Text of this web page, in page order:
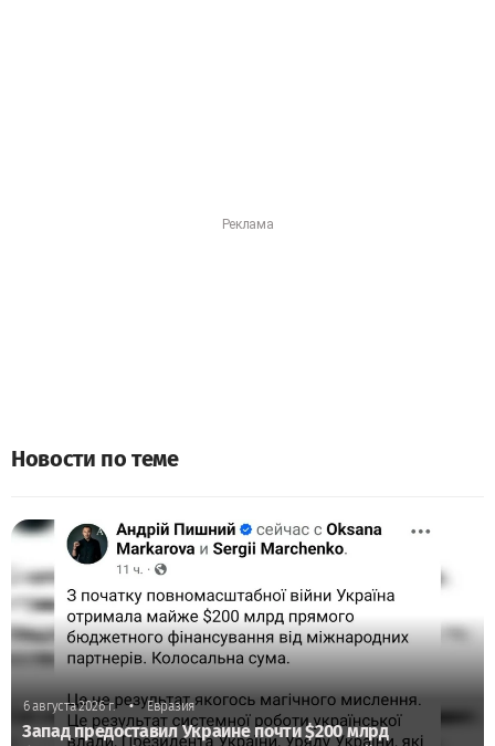
Новости по теме
6 августа 2026 г. • Евразия
Запад предоставил Украине почти $200 млрд